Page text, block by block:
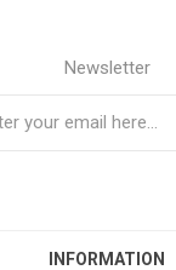
Newsletter
INFORMATION